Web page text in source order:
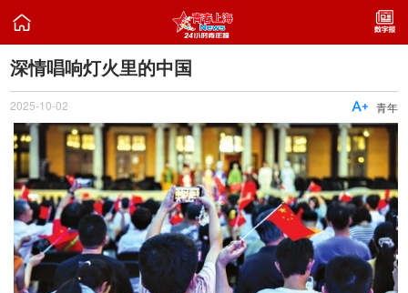

深情唱响灯火里的中国
2025-10-02 青年
